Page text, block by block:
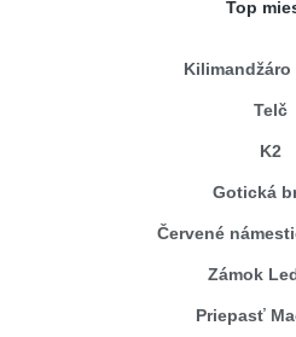
Top
Kilimandžáro
Telč
K2
Gotická
Červené
Zámok
Priepasť